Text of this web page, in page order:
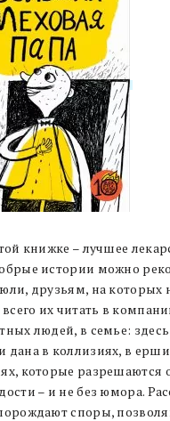
книжке – лучшее
истории можно
друзьям, на которых
их читать в
людей, в семье:
дана в коллизиях, в
которые разрешаются
– и не без юмора.
споры,